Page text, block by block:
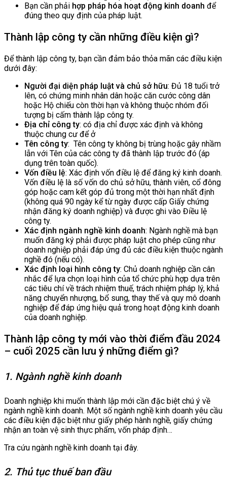
Bạn cần phải hợp pháp hóa hoạt động kinh doanh để
đúng theo quy định của pháp luật.
Thành lập công ty cần những điều kiện gì?
Để thành lập công ty, bạn cần đảm bảo thỏa mãn các điều kiện
dưới đây:
Người đại diện pháp luật và chủ sở hữu: Đủ 18 tuổi trở
lên, có chứng minh nhân dân hoặc căn cước công dân
hoặc Hộ chiếu còn thời hạn và không thuộc nhóm đối
tượng bị cấm thành lập công ty.
Địa chỉ công ty: có địa chỉ được xác định và không
thuộc chung cư để ở
Tên công ty: Tên công ty không bị trùng hoặc gây nhầm
lẫn với Tên của các công ty đã thành lập trước đó (áp
dụng trên toàn quốc).
Vốn điều lệ: Xác định vốn điều lệ để đăng ký kinh doanh.
Vốn điều lệ là số vốn do chủ sở hữu, thành viên, cổ đông
góp hoặc cam kết góp đủ trong một thời hạn nhất định
(không quá 90 ngày kể từ ngày được cấp Giấy chứng
nhận đăng ký doanh nghiệp) và được ghi vào Điều lệ
công ty.
Xác định ngành nghề kinh doanh: Ngành nghề mà bạn
muốn đăng ký phải được pháp luật cho phép cũng như
doanh nghiệp phải đáp ứng đủ các điều kiện thuộc ngành
nghề đó (nếu có).
Xác định loại hình công ty: Chủ doanh nghiệp cần cân
nhắc để lựa chọn loại hình của tổ chức phù hợp dựa trên
các tiêu chí về trách nhiệm thuế, trách nhiệm pháp lý, khả
năng chuyển nhượng, bổ sung, thay thế và quy mô doanh
nghiệp để đáp ứng hiệu quả trong hoạt động kinh doanh
của doanh nghiệp.
Thành lập công ty mới vào thời điểm đầu 2024
– cuối 2025 cần lưu ý những điểm gì?
1. Ngành nghề kinh doanh
Doanh nghiệp khi muốn thành lập mới cần đặc biệt chú ý về
ngành nghề kinh doanh. Một số ngành nghề kinh doanh yêu cầu
các điều kiện đặc biệt như giấy phép hành nghề, giấy chứng
nhận an toàn vệ sinh thực phẩm, vốn pháp định…
Tra cứu ngành nghề kinh doanh tại đây.
2. Thủ tục thuế ban đầu